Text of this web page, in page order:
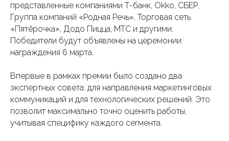
представленные компаниями Т-банк, Okko, СБЕР,
Группа компаний «Родная Речь», Торговая сеть
«Пятёрочка», Додо Пицца, МТС и другими.
Победители будут объявлены на церемонии
награждения 6 марта.
Впервые в рамках премии было создано два
экспертных совета: для направления маркетинговых
коммуникаций и для технологических решений. Это
позволит максимально точно оценить работы,
учитывая специфику каждого сегмента.